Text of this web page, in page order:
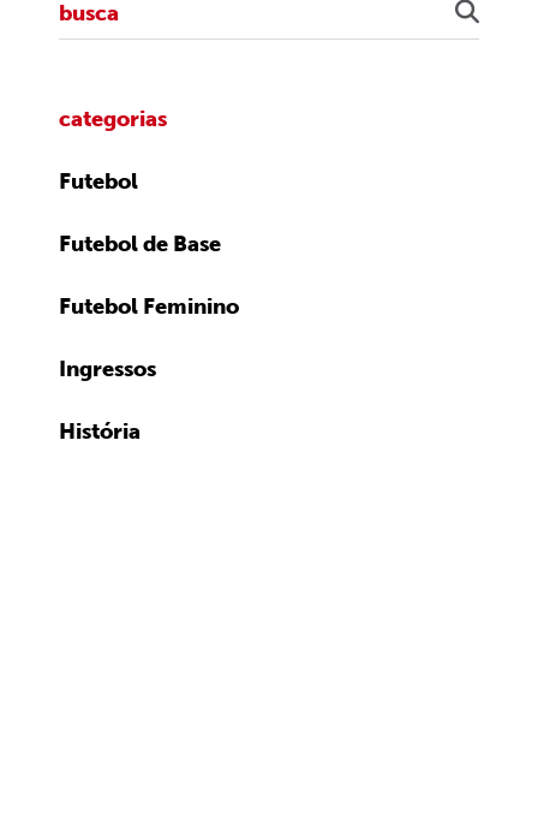
categorias
Futebol
Futebol de Base
Futebol Feminino
Ingressos
História